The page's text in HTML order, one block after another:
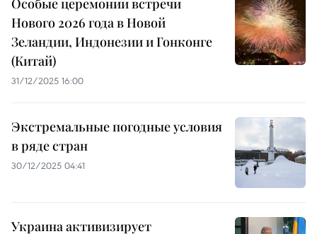
Особые церемонии встречи
Нового 2026 года в Новой
Зеландии, Индонезии и Гонконге
(Китай)
31/12/2025 16:00
Экстремальные погодные условия
в ряде стран
30/12/2025 04:41
Украина активизирует